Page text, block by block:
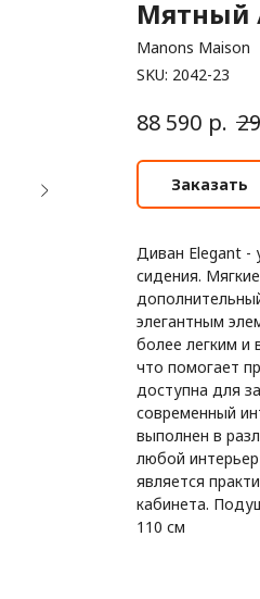
Мятный
Manons Maison
SKU: 2042-23
88 590 р.
Заказать
Диван Elegant -
сидения.
элегантным
более легким и
что помогает
доступна для
современный
выполнен в
любой
является
кабинета.
110 см